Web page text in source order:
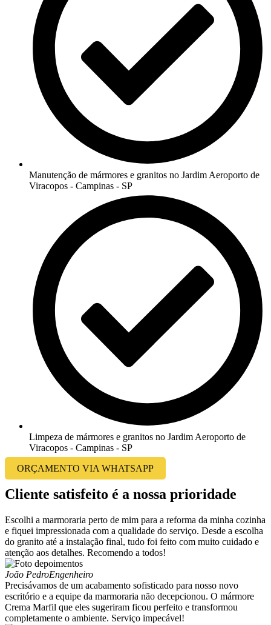
Manutenção de mármores e granitos no Jardim Aeroporto de
Viracopos - Campinas - SP
Limpeza de mármores e granitos no Jardim Aeroporto de
Viracopos - Campinas - SP
ORÇAMENTO VIA WHATSAPP
Cliente satisfeito é a nossa prioridade
Escolhi a marmoraria perto de mim para a reforma da minha cozinha
e fiquei impressionada com a qualidade do serviço. Desde a escolha
do granito até a instalação final, tudo foi feito com muito cuidado e
atenção aos detalhes. Recomendo a todos!
João PedroEngenheiro
Precisávamos de um acabamento sofisticado para nosso novo
escritório e a equipe da marmoraria não decepcionou. O mármore
Crema Marfil que eles sugeriram ficou perfeito e transformou
completamente o ambiente. Serviço impecável!